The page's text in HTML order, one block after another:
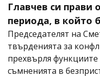
Главчев си прави
периода, в който
Председателят на
твърденията за
прехвърля функциите
съмненията в